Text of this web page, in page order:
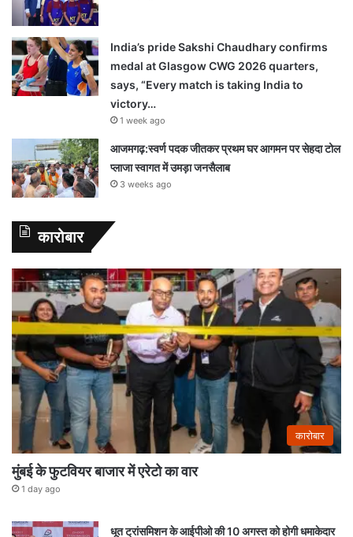
India’s pride Sakshi Chaudhary confirms
medal at Glasgow CWG 2026 quarters,
says, “Every match is taking India to
victory…
1 week ago
आजमगढ़:स्वर्ण पदक जीतकर प्रथम घर आगमन पर सेहदा टोल
प्लाजा स्वागत में उमड़ा जनसैलाब
3 weeks ago
कारोबार
कारोबार
मुंबई के फुटवियर बाजार में एरेटो का वार
1 day ago
धूत ट्रांसमिशन के आईपीओ की 10 अगस्त को होगी धमाकेदार